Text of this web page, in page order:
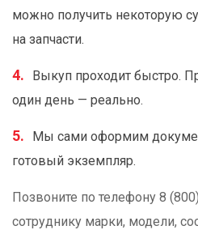
можно получить некоторую
на запчасти.
Выкуп проходит быстро.
один день — реально.
Мы сами оформим
готовый экземпляр.
Позвоните по телефону 8
сотруднику марки, модели,